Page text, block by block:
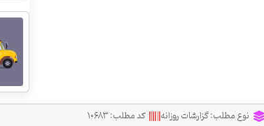
نوع مطلب:گزارشات روزانه کد مطلب:۱۰۶۸۳